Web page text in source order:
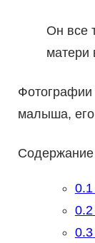
Он все
матери
Фотографии
малыша,
Содержание
0.1
0.2
0.3